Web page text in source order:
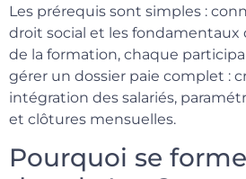
Les prérequis sont simples :
droit social et les fondamentaux
de la formation, chaque
gérer un dossier paie complet :
intégration des salariés,
et clôtures mensuelles.
Pourquoi se